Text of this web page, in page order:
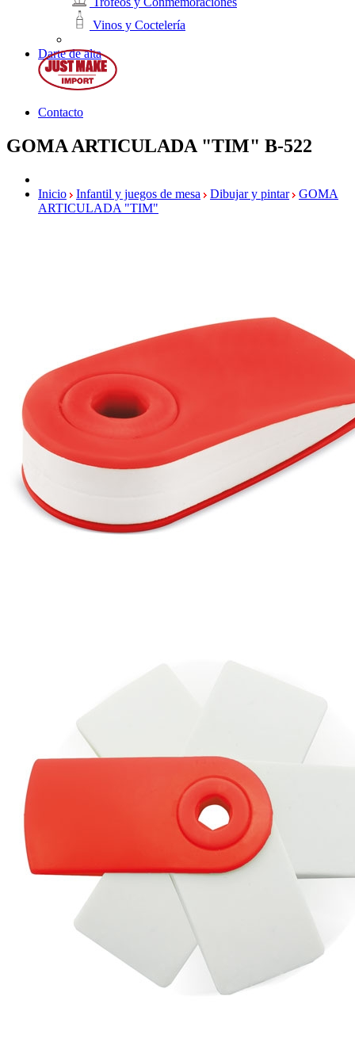
Vinos y Coctelería
Darte de alta
Contacto
GOMA ARTICULADA "TIM" B-522
Inicio Infantil y juegos de mesa Dibujar y pintar
GOMA
ARTICULADA "TIM"